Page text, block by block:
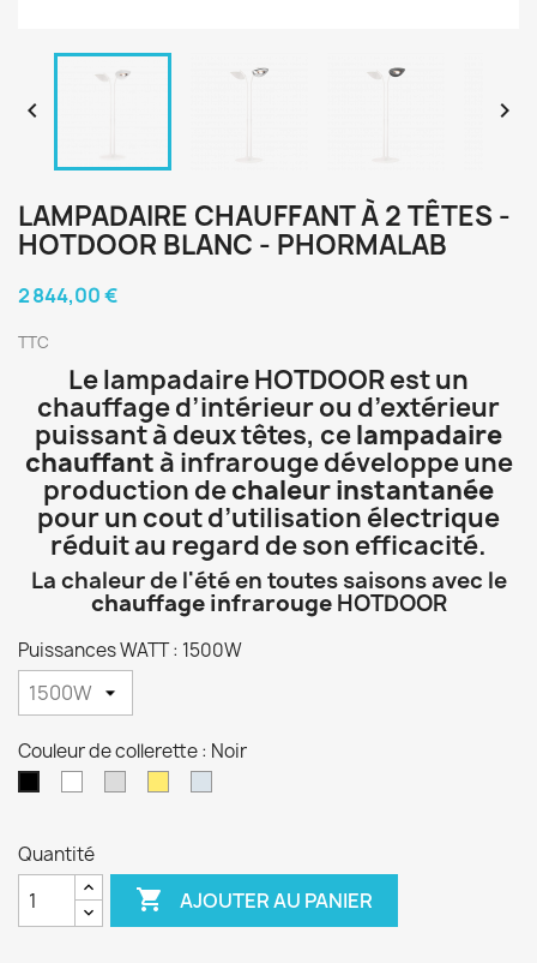
 
LAMPADAIRE CHAUFFANT À 2 TÊTES -
HOTDOOR BLANC - PHORMALAB
2 844,00 €
TTC
Le lampadaire HOTDOOR est un
chauffage d’intérieur ou d’extérieur
puissant à deux têtes, celampadaire
chauffant à infrarouge développe une
production dechaleur instantanée
pour un cout d’utilisation électrique
réduit au regard de son efficacité.
La chaleur de l'été en toutes saisons avec le
chauffage infrarougeHOTDOOR
Puissances WATT : 1500W
Couleur de collerette : Noir
Quantité
 AJOUTER AU PANIER